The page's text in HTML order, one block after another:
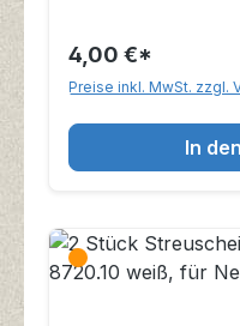
4,00 €*
Preise inkl. MwSt. zzgl.
In